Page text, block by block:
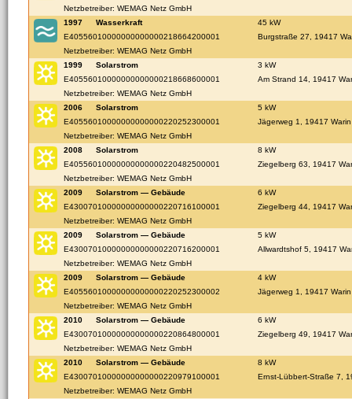
Netzbetreiber: WEMAG Netz GmbH
1997
Wasserkraft
45 kW
E40556010000000000000218664200001
Burgstraße 27, 19417
Netzbetreiber: WEMAG Netz GmbH
1999
Solarstrom
3 kW
E40556010000000000000218668600001
Am Strand 14, 19417
Netzbetreiber: WEMAG Netz GmbH
2006
Solarstrom
5 kW
E40556010000000000000220252300001
Jägerweg 1, 19417 Warin
Netzbetreiber: WEMAG Netz GmbH
2008
Solarstrom
8 kW
E40556010000000000000220482500001
Ziegelberg 63, 19417
Netzbetreiber: WEMAG Netz GmbH
2009
Solarstrom — Gebäude
6 kW
E43007010000000000000220716100001
Ziegelberg 44, 19417
Netzbetreiber: WEMAG Netz GmbH
2009
Solarstrom — Gebäude
5 kW
E43007010000000000000220716200001
Allwardtshof 5, 19417
Netzbetreiber: WEMAG Netz GmbH
2009
Solarstrom — Gebäude
4 kW
E40556010000000000000220252300002
Jägerweg 1, 19417 Warin
Netzbetreiber: WEMAG Netz GmbH
2010
Solarstrom — Gebäude
6 kW
E43007010000000000000220864800001
Ziegelberg 49, 19417
Netzbetreiber: WEMAG Netz GmbH
2010
Solarstrom — Gebäude
8 kW
E43007010000000000000220979100001
Ernst-Lübbert-Straße 7,
Netzbetreiber: WEMAG Netz GmbH